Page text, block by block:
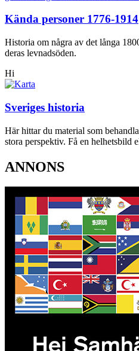
Kända personer 1776-1914
Historia om några av det långa
deras levnadsöden.
Hi
Sveriges historia
Här hittar du material som
stora perspektiv. Få en helhetsbild
ANNONS